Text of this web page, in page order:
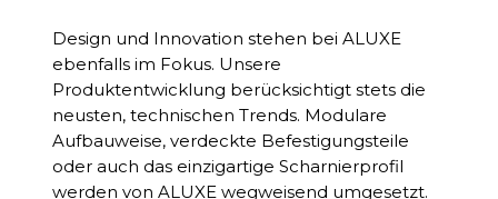
Design und Innovation stehen bei ALUXE
ebenfalls im Fokus. Unsere
Produktentwicklung berücksichtigt stets die
neusten, technischen Trends. Modulare
Aufbauweise, verdeckte Befestigungsteile
oder auch das einzigartige Scharnierprofil
werden von ALUXE wegweisend umgesetzt.